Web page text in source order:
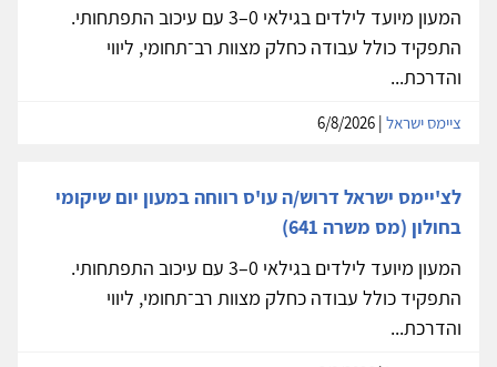
המעון מיועד לילדים בגילאי 0–3 עם עיכוב התפתחותי.
התפקיד כולל עבודה כחלק מצוות רב־תחומי, ליווי
והדרכת...
ציימס ישראל
לצ'יימס ישראל דרוש/ה עו'ס רווחה במעון יום שיקומי
בחולון (מס משרה 641)
המעון מיועד לילדים בגילאי 0–3 עם עיכוב התפתחותי.
התפקיד כולל עבודה כחלק מצוות רב־תחומי, ליווי
והדרכת...